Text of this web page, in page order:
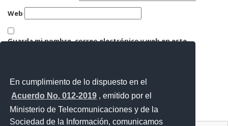
En cumplimiento de lo dispuesto en el
Acuerdo No. 012-2019 , emitido por el
Ministerio de Telecomunicaciones y de la
Sociedad de la Información, comunicamos
Web
Guarda mi nombre, correo electrónico y web en este